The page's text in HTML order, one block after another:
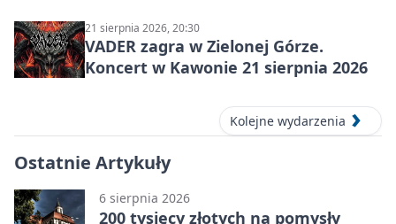
21 sierpnia 2026, 20:30
VADER zagra w Zielonej Górze.
Koncert w Kawonie 21 sierpnia 2026
Kolejne wydarzenia
Ostatnie Artykuły
6 sierpnia 2026
200 tysięcy złotych na pomysły